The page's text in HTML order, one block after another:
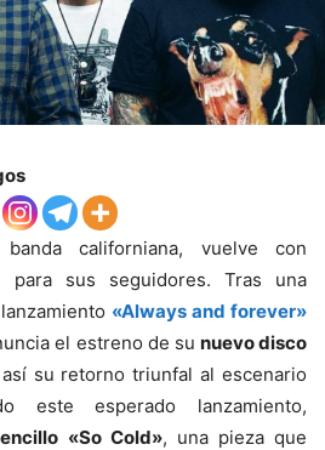
californiana, vuelve con
para sus seguidores. Tras una
«Always and forever»
el estreno de su nuevo disco
su retorno triunfal al escenario
este esperado lanzamiento,
«So Cold», una pieza que